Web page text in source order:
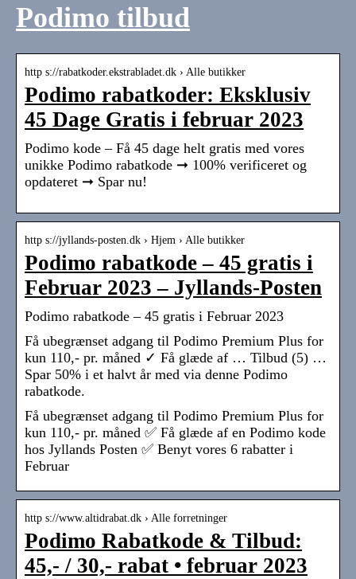
Podimo tilbud
http s://rabatkoder.ekstrabladet.dk › Alle butikker
Podimo rabatkoder: Eksklusiv
45 Dage Gratis i februar 2023
Podimo kode – Få 45 dage helt gratis med vores
unikke Podimo rabatkode ➞ 100% verificeret og
opdateret ➞ Spar nu!
http s://jyllands-posten.dk › Hjem › Alle butikker
Podimo rabatkode – 45 gratis i
Februar 2023 – Jyllands-Posten
Podimo rabatkode – 45 gratis i Februar 2023
Få ubegrænset adgang til Podimo Premium Plus for
kun 110,- pr. måned ✓ Få glæde af … Tilbud (5) …
Spar 50% i et halvt år med via denne Podimo
rabatkode.
Få ubegrænset adgang til Podimo Premium Plus for
kun 110,- pr. måned ✅ Få glæde af en Podimo kode
hos Jyllands Posten ✅ Benyt vores 6 rabatter i
Februar
http s://www.altidrabat.dk › Alle forretninger
Podimo Rabatkode & Tilbud:
45,- / 30,- rabat • februar 2023